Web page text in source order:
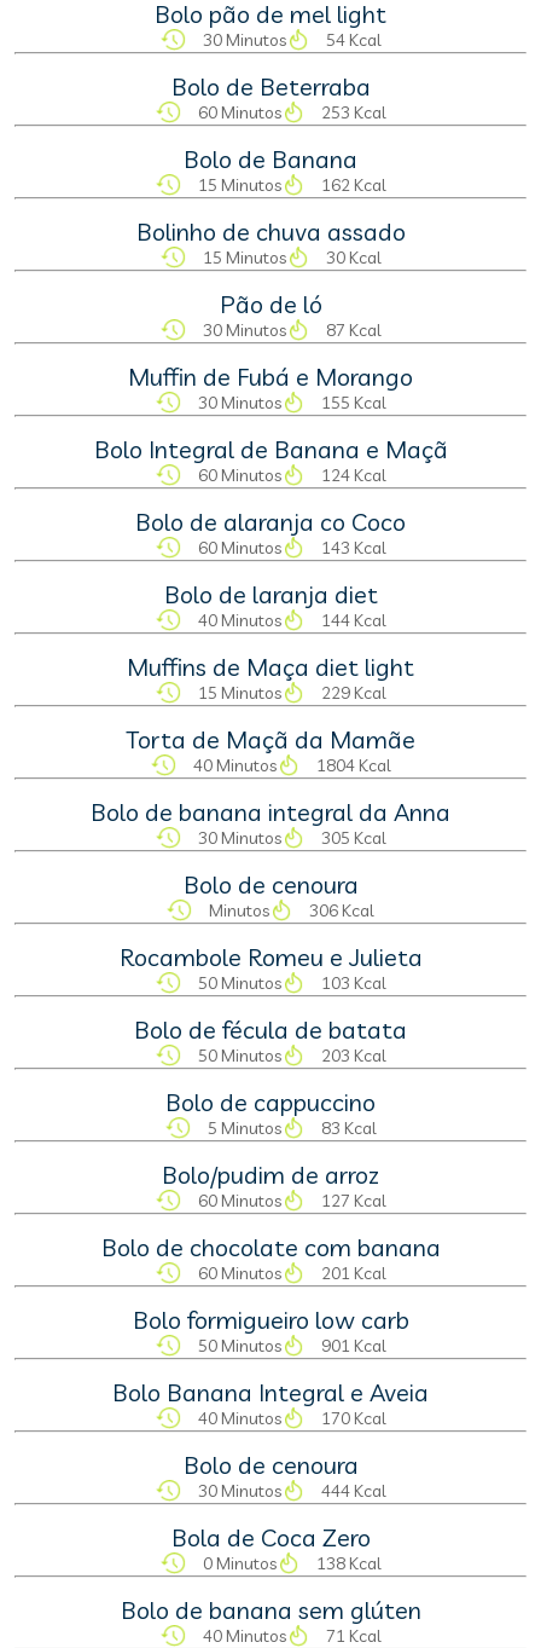
Bolo pão de mel light
30 Minutos 54 Kcal
Bolo de Beterraba
60 Minutos 253 Kcal
Bolo de Banana
15 Minutos 162 Kcal
Bolinho de chuva assado
15 Minutos 30 Kcal
Pão de ló
30 Minutos 87 Kcal
Muffin de Fubá e Morango
30 Minutos 155 Kcal
Bolo Integral de Banana e Maçã
60 Minutos 124 Kcal
Bolo de alaranja co Coco
60 Minutos 143 Kcal
Bolo de laranja diet
40 Minutos 144 Kcal
Muffins de Maça diet light
15 Minutos 229 Kcal
Torta de Maçã da Mamãe
40 Minutos 1804 Kcal
Bolo de banana integral da Anna
30 Minutos 305 Kcal
Bolo de cenoura
Minutos 306 Kcal
Rocambole Romeu e Julieta
50 Minutos 103 Kcal
Bolo de fécula de batata
50 Minutos 203 Kcal
Bolo de cappuccino
5 Minutos 83 Kcal
Bolo/pudim de arroz
60 Minutos 127 Kcal
Bolo de chocolate com banana
60 Minutos 201 Kcal
Bolo formigueiro low carb
50 Minutos 901 Kcal
Bolo Banana Integral e Aveia
40 Minutos 170 Kcal
Bolo de cenoura
30 Minutos 444 Kcal
Bola de Coca Zero
0 Minutos 138 Kcal
Bolo de banana sem glúten
40 Minutos 71 Kcal